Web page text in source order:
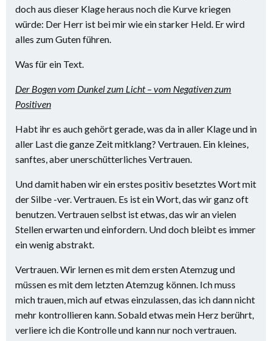
doch aus dieser Klage heraus noch die Kurve kriegen
würde: Der Herr ist bei mir wie ein starker Held. Er wird
alles zum Guten führen.
Was für ein Text.
Der Bogen vom Dunkel zum Licht – vom Negativen zum
Positiven
Habt ihr es auch gehört gerade, was da in aller Klage und in
aller Last die ganze Zeit mitklang? Vertrauen. Ein kleines,
sanftes, aber unerschütterliches Vertrauen.
Und damit haben wir ein erstes positiv besetztes Wort mit
der Silbe -ver. Vertrauen. Es ist ein Wort, das wir ganz oft
benutzen. Vertrauen selbst ist etwas, das wir an vielen
Stellen erwarten und einfordern. Und doch bleibt es immer
ein wenig abstrakt.
Vertrauen. Wir lernen es mit dem ersten Atemzug und
müssen es mit dem letzten Atemzug können. Ich muss
mich trauen, mich auf etwas einzulassen, das ich dann nicht
mehr kontrollieren kann. Sobald etwas mein Herz berührt,
verliere ich die Kontrolle und kann nur noch vertrauen.